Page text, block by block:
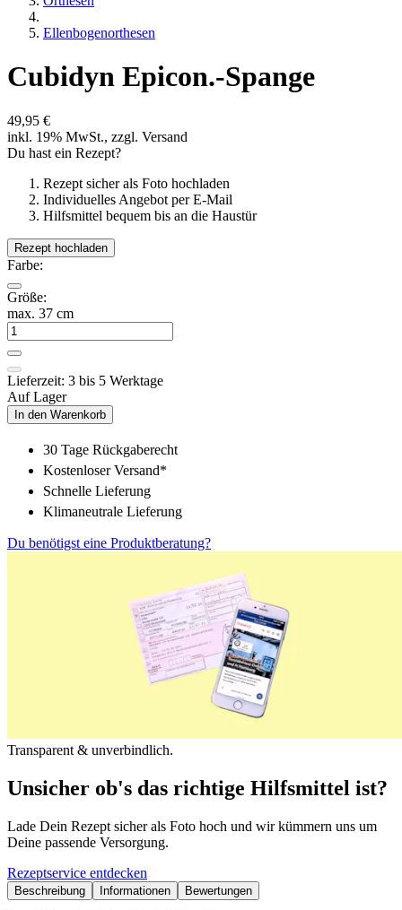
Ellenbogenorthesen
Cubidyn Epicon.-Spange
49,95 €
inkl. 19% MwSt., zzgl. Versand
Du hast ein Rezept?
Rezept sicher als Foto hochladen
Individuelles Angebot per E-Mail
Hilfsmittel bequem bis an die Haustür
Rezept hochladen
Farbe:
Größe:
max. 37 cm
Lieferzeit: 3 bis 5 Werktage
Auf Lager
In den Warenkorb
30 Tage Rückgaberecht
Kostenloser Versand*
Schnelle Lieferung
Klimaneutrale Lieferung
Du benötigst eine Produktberatung?
Transparent & unverbindlich.
Unsicher ob's das richtige Hilfsmittel ist?
Lade Dein Rezept sicher als Foto hoch und wir kümmern uns um
Deine passende Versorgung.
Rezeptservice entdecken
Beschreibung Informationen Bewertungen